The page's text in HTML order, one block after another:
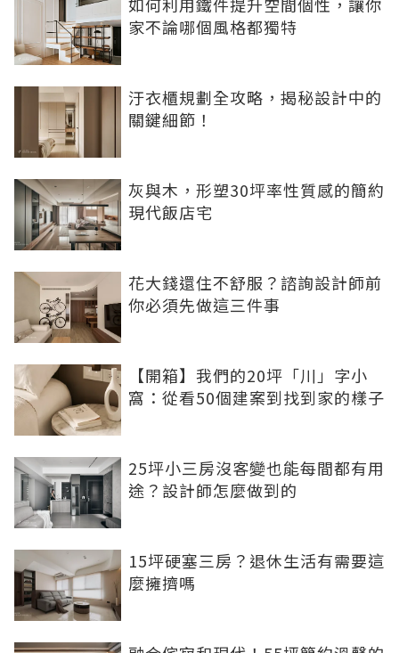
家不論哪個風格都獨特
汙衣櫃規劃全攻略，揭秘設計中的
關鍵細節！
灰與木，形塑30坪率性質感的簡約
現代飯店宅
花大錢還住不舒服？諮詢設計師前
你必須先做這三件事
【開箱】我們的20坪「川」字小
窩：從看50個建案到找到家的樣子
25坪小三房沒客變也能每間都有用
途？設計師怎麼做到的
15坪硬塞三房？退休生活有需要這
麼擁擠嗎